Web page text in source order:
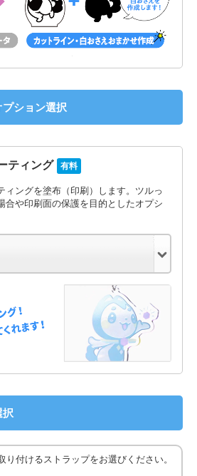
ション選択
ティング 有料
ィングを塗布（印刷）します。ツルっ
合や印刷面の保護を目的としたオプシ
択
り付けるストラップをお選びください。